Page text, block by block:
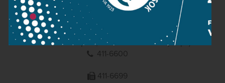
FILHARMONIKUSOK
1095 Budapest, Komor Marcell u. 1. (Müpa)
411-6600
411-6699